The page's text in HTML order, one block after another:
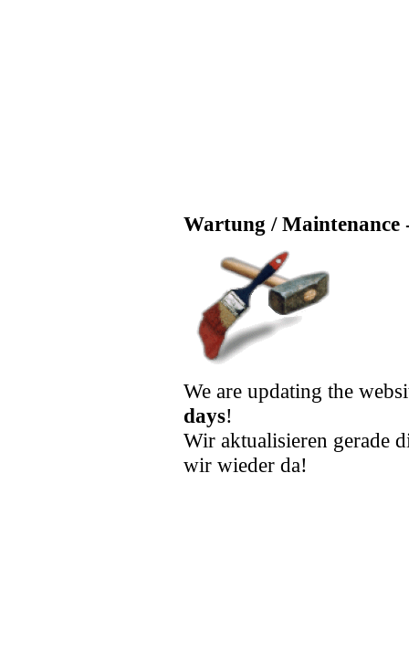
Wartung / Maintenance
We are updating the
days!
Wir aktualisieren gerade
wir wieder da!